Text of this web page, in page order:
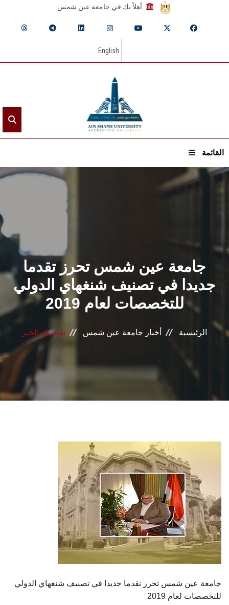
أهلاً بك في جامعة عين شمس
English
القائمة
الرئيسيـة
القطاعـات
الشئون الأكاديمية
البحث العلمي
المراكز والوحدات
الأنظمة الذكية
جامعة عين شمس تحرز تقدما
جديدا في تصنيف شنغهاي الدولي
للتخصصات لعام 2019
الرئيسية أخبار جامعة عين شمس تفاصيل الخبر
جامعة عين شمس تحرز تقدما جديدا في تصنيف شنغهاي الدولي
للتخصصات لعام 2019